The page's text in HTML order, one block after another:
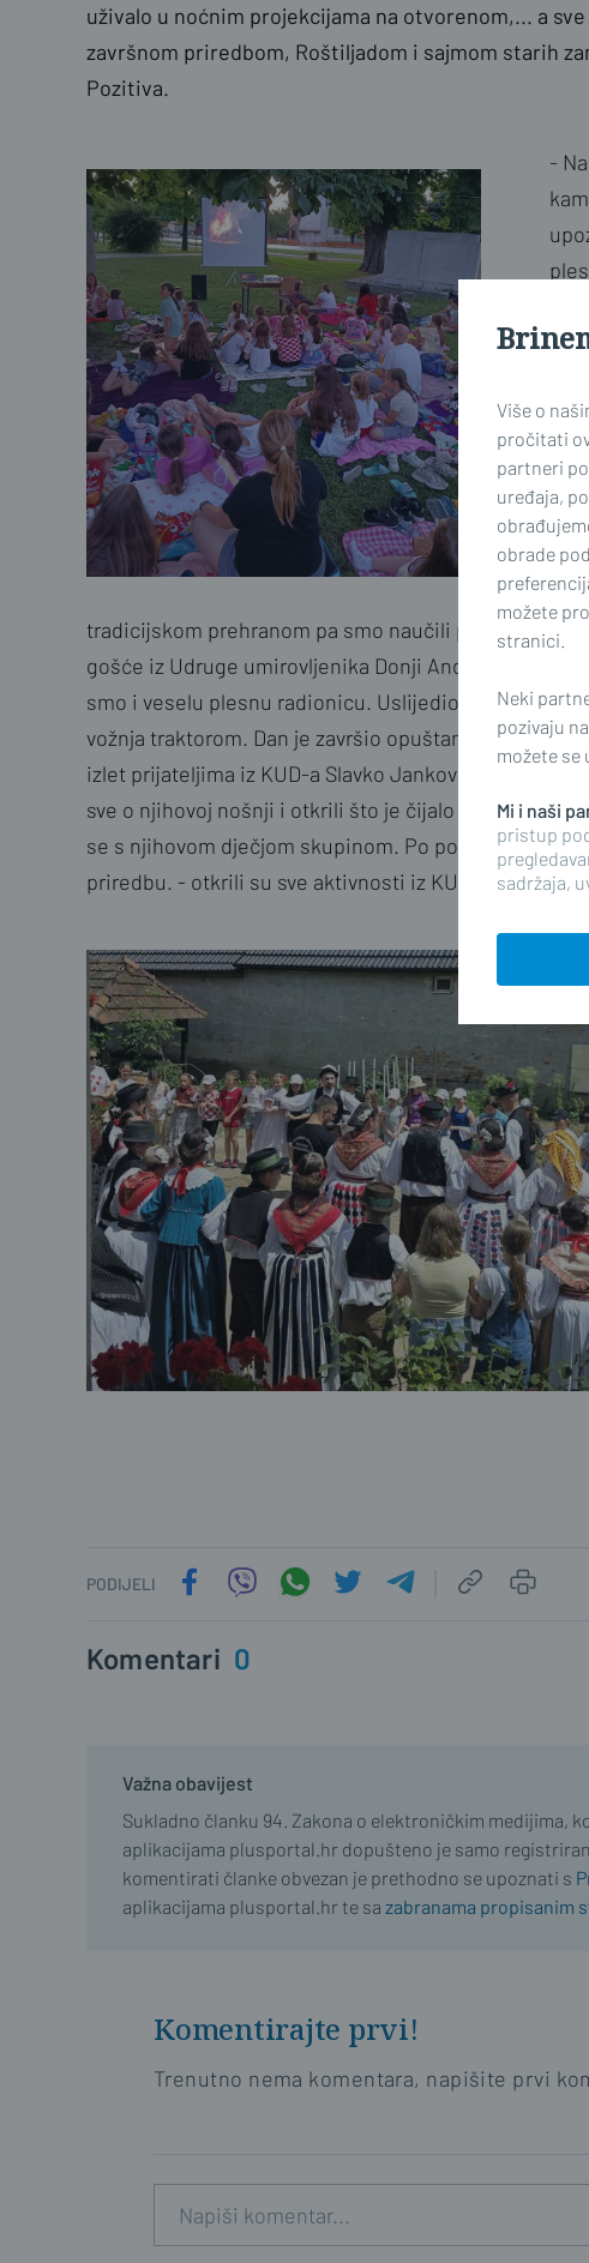
uživalo u noćnim projekcijama na otvorenom,... a
završnom priredbom, Roštiljadom i sajmom starih
Pozitiva.
-
nas
su
tradicijskom prehranom pa smo naučili praviti šape s
gošće iz Udruge umirovljenika Donji Andrijevci te
smo i veselu plesnu radionicu. Uslijedio je i posjet
vožnja traktorom. Dan je završio opuštanjem uz film
izlet prijateljima iz KUD-a Slavko Janković Rokovci-
sve o njihovoj nošnji i otkrili što je čijalo perja.
se s njihovom dječjom skupinom. Po povratku smo
priredbu. - otkrili su sve aktivnosti iz KUD-a Donji
PODIJELI
Komentari 0
Važna obavijest
Sukladno članku 94. Zakona o elektroničkim medijima,
aplikacijama plusportal.hr dopušteno je samo
komentirati članke obvezan je prethodno se upoznati s
aplikacijama plusportal.hr te sa zabranama propisanim
Komentirajte prvi!
Trenutno nema komentara, napišite prvi
Više o
pročitati
partneri
uređaja,
obrade
možete
stranici.
Neki
pozivaju
možete se
Mi i naši
pristup
sadržaja,